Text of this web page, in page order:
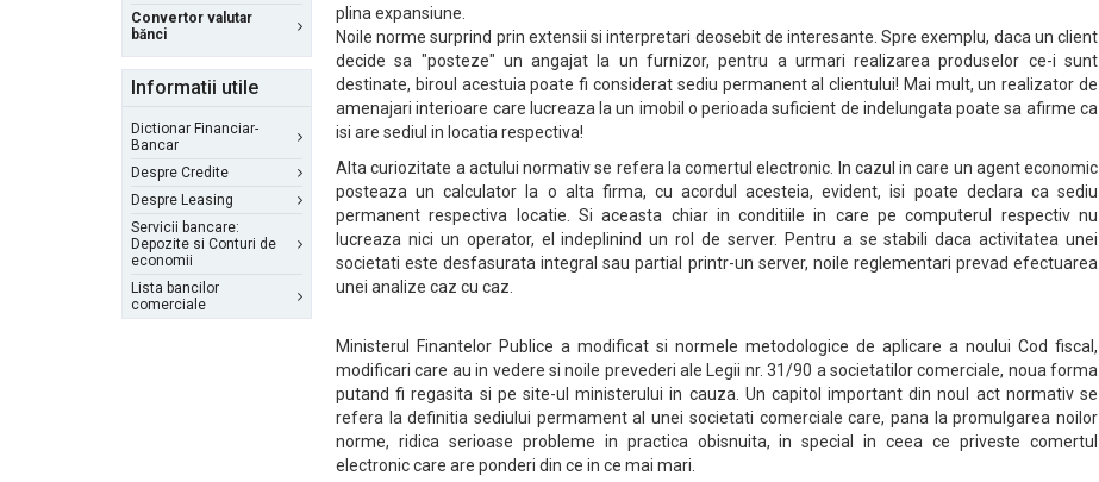
Convertor valutar
bănci
Informatii utile
Dictionar Financiar-
Bancar
Despre Credite
Despre Leasing
Servicii bancare:
Depozite si Conturi de
economii
Lista bancilor
comerciale
plina expansiune.
Noile norme surprind prin extensii si interpretari deosebit de interesante. Spre exemplu, daca un client
decide sa "posteze" un angajat la un furnizor, pentru a urmari realizarea produselor ce-i sunt
destinate, biroul acestuia poate fi considerat sediu permanent al clientului! Mai mult, un realizator de
amenajari interioare care lucreaza la un imobil o perioada suficient de indelungata poate sa afirme ca
isi are sediul in locatia respectiva!
Alta curiozitate a actului normativ se refera la comertul electronic. In cazul in care un agent economic
posteaza un calculator la o alta firma, cu acordul acesteia, evident, isi poate declara ca sediu
permanent respectiva locatie. Si aceasta chiar in conditiile in care pe computerul respectiv nu
lucreaza nici un operator, el indeplinind un rol de server. Pentru a se stabili daca activitatea unei
societati este desfasurata integral sau partial printr-un server, noile reglementari prevad efectuarea
unei analize caz cu caz.
Ministerul Finantelor Publice a modificat si normele metodologice de aplicare a noului Cod fiscal,
modificari care au in vedere si noile prevederi ale Legii nr. 31/90 a societatilor comerciale, noua forma
putand fi regasita si pe site-ul ministerului in cauza. Un capitol important din noul act normativ se
refera la definitia sediului permament al unei societati comerciale care, pana la promulgarea noilor
norme, ridica serioase probleme in practica obisnuita, in special in ceea ce priveste comertul
electronic care are ponderi din ce in ce mai mari.